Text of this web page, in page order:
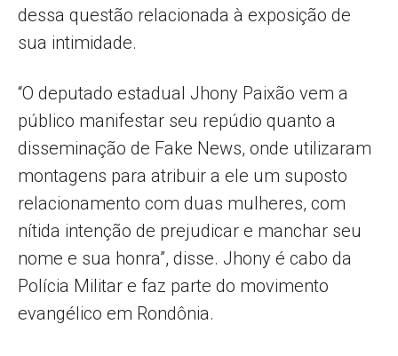
dessa questão relacionada à exposição de
sua intimidade.
“O deputado estadual Jhony Paixão vem a
público manifestar seu repúdio quanto a
disseminação de Fake News, onde utilizaram
montagens para atribuir a ele um suposto
relacionamento com duas mulheres, com
nítida intenção de prejudicar e manchar seu
nome e sua honra”, disse. Jhony é cabo da
Polícia Militar e faz parte do movimento
evangélico em Rondônia.